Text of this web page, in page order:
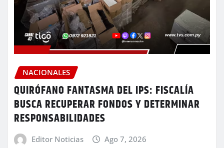
NACIONALES
QUIRÓFANO FANTASMA DEL IPS: FISCALÍA
BUSCA RECUPERAR FONDOS Y DETERMINAR
RESPONSABILIDADES
Editor Noticias Ago 7, 2026